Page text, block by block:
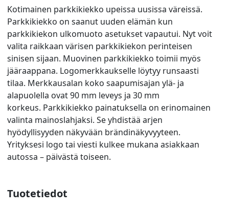
Kotimainen parkkikiekko upeissa uusissa väreissä.
Parkkikiekko on saanut uuden elämän kun
parkkikiekon ulkomuoto asetukset vapautui. Nyt voit
valita raikkaan värisen parkkikiekon perinteisen
sinisen sijaan. Muovinen parkkikiekko toimii myös
jääraappana. Logomerkkaukselle löytyy runsaasti
tilaa. Merkkausalan koko saapumisajan ylä- ja
alapuolella ovat 90 mm leveys ja 30 mm
korkeus. Parkkikiekko painatuksella on erinomainen
valinta mainoslahjaksi. Se yhdistää arjen
hyödyllisyyden näkyvään brändinäkyvyyteen.
Yrityksesi logo tai viesti kulkee mukana asiakkaan
autossa – päivästä toiseen.
Tuotetiedot